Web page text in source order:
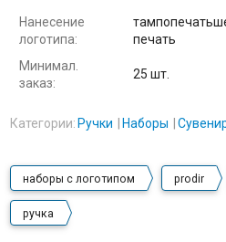
Нанесение
логотипа:
печать
Минимал.
заказ:
25 шт.
Категории: Ручки Наборы
наборы с логотипом prodir
ручка